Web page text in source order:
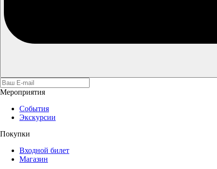
Мероприятия
События
Экскурсии
Покупки
Входной билет
Магазин